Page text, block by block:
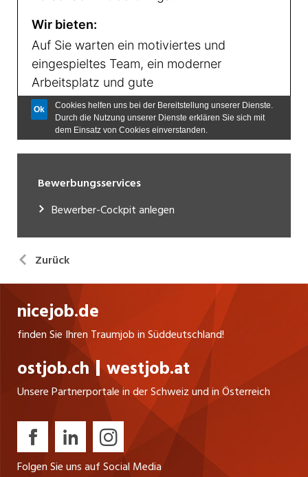
Bewerbungsservices
Bewerber-Cockpit anlegen
Zurück
nicejob.de
finden Sie Ihren Traumjob in Süddeutschland!
ostjob.ch westjob.at
Unsere Partnerportale in der Schweiz und in Österreich
Folgen Sie uns auf Social Media